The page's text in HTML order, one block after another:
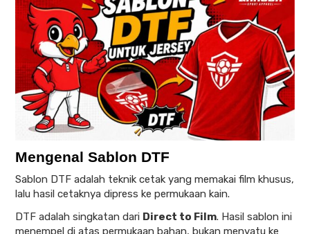
Mengenal Sablon DTF
Sablon DTF adalah teknik cetak yang memakai film khusus,
lalu hasil cetaknya dipress ke permukaan kain.
DTF adalah singkatan dari Direct to Film. Hasil sablon ini
menempel di atas permukaan bahan, bukan menyatu ke